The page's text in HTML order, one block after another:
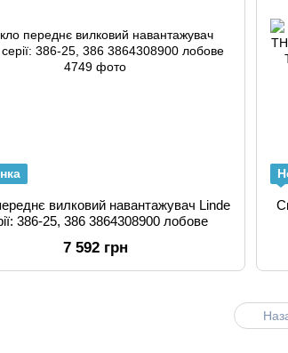
вилковий навантажувач Linde
386-25, 386 3864308900 лобове
7 592 грн